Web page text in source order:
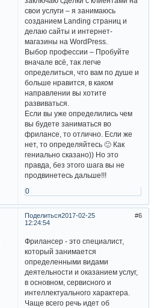
свои услуги – я занимаюсь
созданием Landing страниц и
делаю сайты и интернет-
магазины на WordPress.
Выбор профессии – Пробуйте
вначале всё, так легче
определиться, что вам по душе и
больше нравится, в каком
направлении вы хотите
развиваться.
Если вы уже определились чем
вы будете заниматься во
фрилансе, то отлично. Если же
нет, то определяйтесь 🙂 Как
гениально сказано)) Но это
правда, без этого шага вы не
продвинетесь дальше!!!
0
Поделиться 6
2017-02-25
12:24:54
Фрилансер - это специалист,
который занимается
определенными видами
деятельности и оказанием услуг,
в основном, сервисного и
интеллектуального характера.
Чаще всего речь идет об